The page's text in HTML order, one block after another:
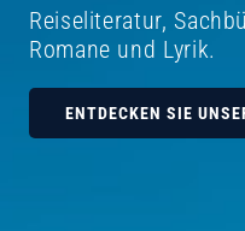
Reiseliteratur,
Romane und Lyrik.
ENTDECKEN SIE